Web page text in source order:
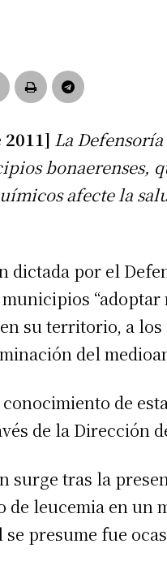
La
bonaerenses,
afecte la
dictada por el
su territorio, a
del
de
de la Dirección
surge tras la
de leucemia en un
se presume fue